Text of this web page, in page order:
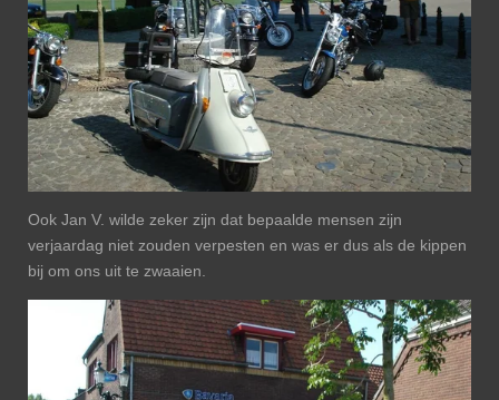
Ook Jan V. wilde zeker zijn dat bepaalde mensen zijn
verjaardag niet zouden verpesten en was er dus als de kippen
bij om ons uit te zwaaien.